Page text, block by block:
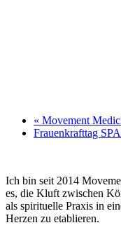
« Movement
Frauenkrafttag
Ich bin seit 2014
es, die Kluft zwischen
als spirituelle Praxis in
Herzen zu etablieren.